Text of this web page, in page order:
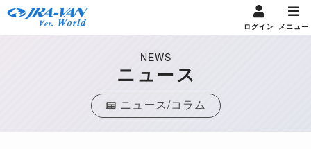
ログイン メニュー
NEWS
ニュース
ニュース/コラム